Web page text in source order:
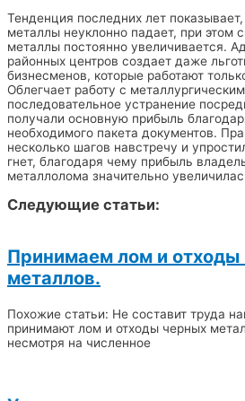
Тенденция последних лет
металлы неуклонно падает, при этом
металлы постоянно увеличивается.
районных центров создает даже
бизнесменов, которые работают
Облегчает работу с
последовательное устранение
получали основную прибыль
необходимого пакета документов.
несколько шагов навстречу и
гнет, благодаря чему прибыль
металлолома значительно
Следующие статьи:
Принимаем лом и отходы
металлов.
Похожие статьи: Не составит труда
принимают лом и отходы черных
несмотря на численное